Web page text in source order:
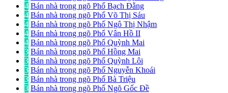
4 Bán nhà trong ngõ Phố Bạch Đằng
4 Bán nhà trong ngõ Phố Võ Thị Sáu
4 Bán nhà trong ngõ Phố Ngô Thị Nhậm
4 Bán nhà trong ngõ Phố Vân Hồ II
4 Bán nhà trong ngõ Phố Quỳnh Mai
3 Bán nhà trong ngõ Phố Hồng Mai
3 Bán nhà trong ngõ Phố Quỳnh Lôi
3 Bán nhà trong ngõ Phố Nguyễn Khoái
3 Bán nhà trong ngõ Phố Bà Triệu
3 Bán nhà trong ngõ Phố Ngõ Gốc Đề